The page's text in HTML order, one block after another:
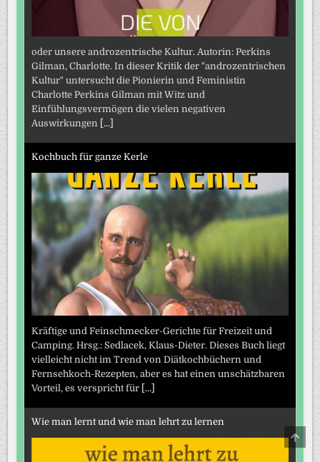
oder unsere androzentrische Kultur. Autorin: Perkins
Gilman, Charlotte. In dieser Kritik der "androzentrischen
Kultur" untersucht die Pionierin und Feministin
Charlotte Perkins Gilman mit Witz und
Einfühlungsvermögen die vielen negativen
Auswirkungen [...]
Kochbuch für ganze Kerle
Kräftige und Feinschmecker-Gerichte für Freizeit und
Camping. Hrsg.: Sedlacek, Klaus-Dieter. Dieses Buch liegt
vielleicht nicht im Trend von Diätkochbüchern und
Fernsehkoch-Rezepten, aber es hat einen unschätzbaren
Vorteil, es verspricht für [...]
Wie man lernt und wie man lehrt zu lernen
TO
TOP